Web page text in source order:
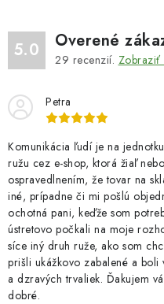
5.0 Overené
29 recenzií. Zobraziť
Petra
Komunikácia ľudí je na
ružu cez e-shop, ktorá žiaľ
ospravedlnením, že tovar na
iné, prípadne či mi pošlú
ochotná pani, keďže som
ústretovo počkali na moje
síce iný druh ruže, ako som
prišli ukážkovo zabalené a boli
a dzravých trvaliek. Ďakujem
dobré.